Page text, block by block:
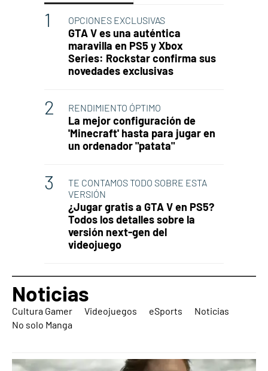
OPCIONES EXCLUSIVAS
GTA V es una auténtica
maravilla en PS5 y Xbox
Series: Rockstar confirma sus
novedades exclusivas
RENDIMIENTO ÓPTIMO
La mejor configuración de
'Minecraft' hasta para jugar en
un ordenador "patata"
TE CONTAMOS TODO SOBRE ESTA
VERSIÓN
¿Jugar gratis a GTA V en PS5?
Todos los detalles sobre la
versión next-gen del
videojuego
Noticias
Cultura Gamer Videojuegos eSports
Noticias
No solo Manga